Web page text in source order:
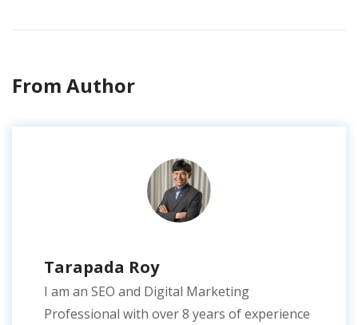
From Author
Tarapada Roy
I am an SEO and Digital Marketing
Professional with over 8 years of experience